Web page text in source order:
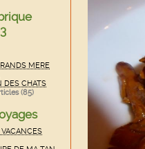
MERE
DES CHATS
(85)